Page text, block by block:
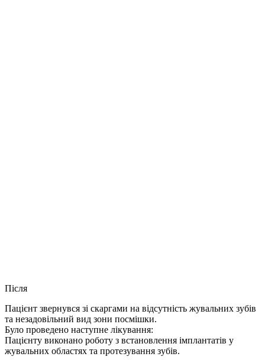
Після
Пацієнт звернувся зі скаргами на відсутність жувальних зубів
та незадовільний вид зони посмішки.
Було проведено наступне лікування:
Пацієнту виконано роботу з встановлення імплантатів у
жувальних областях та протезування зубів.